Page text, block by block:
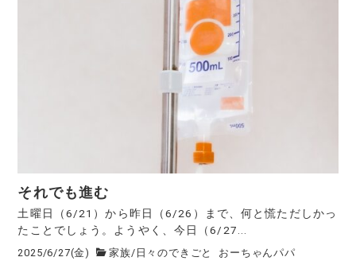
それでも進む
土曜日（6/21）から昨日（6/26）まで、何と慌ただしかっ
たことでしょう。ようやく、今日（6/27...
2025/6/27(金) 家族/ 日々のできごと おーちゃんパパ